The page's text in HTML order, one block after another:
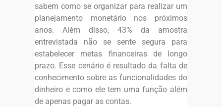
sabem como se organizar para realizar um
planejamento monetário nos próximos
anos. Além disso, 43% da amostra
entrevistada não se sente segura para
estabelecer metas financeiras de longo
prazo. Esse cenário é resultado da falta de
conhecimento sobre as funcionalidades do
dinheiro e como ele tem uma função além
de apenas pagar as contas.